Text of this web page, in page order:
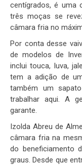
centígrados, é uma
três moças se
câmara fria no
Por conta desse
de modelos de
inclui touca, luva,
tem a adição de
também um
trabalhar aqui. A
garante.
Izolda Abreu de
câmara fria na
do beneficiamento
graus. Desde que